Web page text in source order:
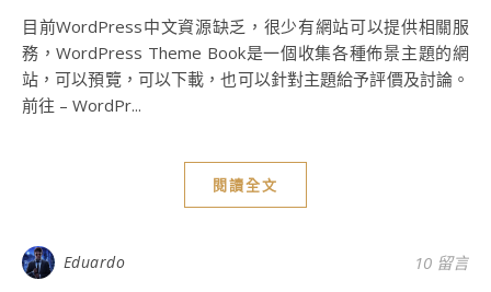
目前WordPress中文資源缺乏，很少有網站可以提供相關服
務，WordPress Theme Book是一個收集各種佈景主題的網
站，可以預覽，可以下載，也可以針對主題給予評價及討論。
前往 – WordPr...
閱讀全文
Eduardo 10 留言